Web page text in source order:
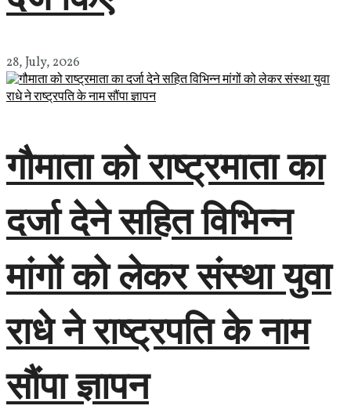
28, July, 2026
गौमाता को राष्ट्रमाता का
दर्जा देने सहित विभिन्न
मांगों को लेकर संस्था युवा
राधे ने राष्ट्रपति के नाम
सौंपा ज्ञापन